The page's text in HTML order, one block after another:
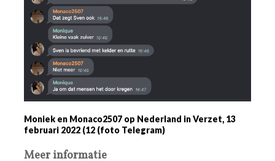
Moniek en Monaco2507 op Nederland in Verzet, 13
februari 2022 (12 (foto Telegram)
Meer informatie